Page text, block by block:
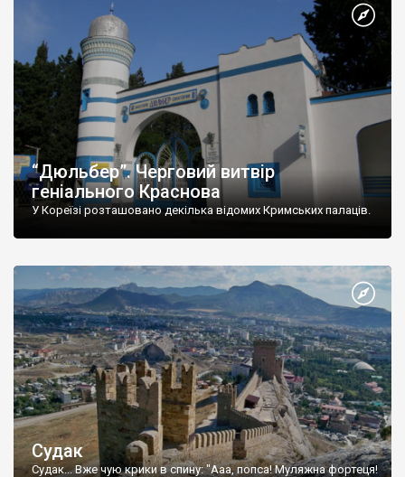
“Дюльбер”. Черговий витвір
геніального Краснова
У Кореїзі розташовано декілька відомих Кримських палаців.
Судак
Судак... Вже чую крики в спину: "Ааа, попса! Муляжна фортеця!